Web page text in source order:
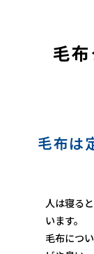
毛
毛布は
人は寝る
います。
毛布につ